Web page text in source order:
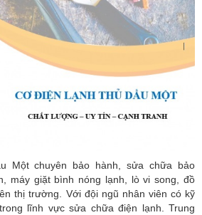
Một chuyên bảo hành, sửa chữa bảo
máy giặt bình nóng lạnh, lò vi song, đồ
thị trường. Với đội ngũ nhân viên có kỹ
lĩnh vực sửa chữa điện lạnh. Trung